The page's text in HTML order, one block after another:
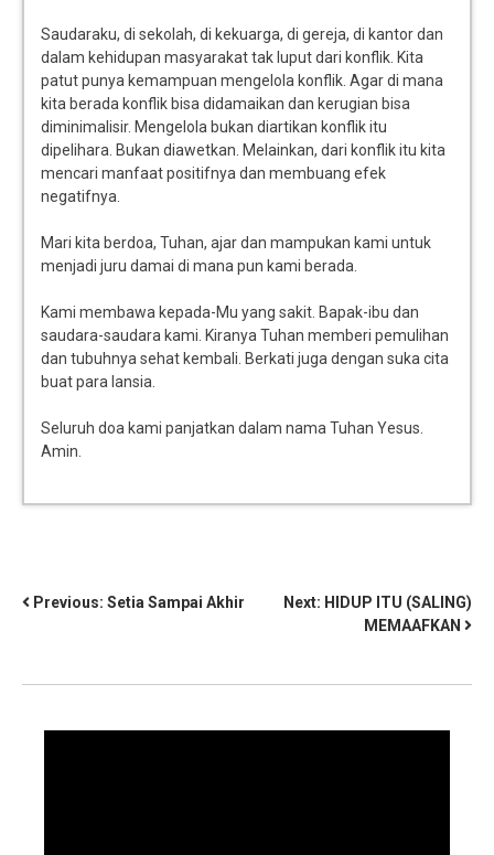
Saudaraku, di sekolah, di kekuarga, di gereja, di kantor dan
dalam kehidupan masyarakat tak luput dari konflik. Kita
patut punya kemampuan mengelola konflik. Agar di mana
kita berada konflik bisa didamaikan dan kerugian bisa
diminimalisir. Mengelola bukan diartikan konflik itu
dipelihara. Bukan diawetkan. Melainkan, dari konflik itu kita
mencari manfaat positifnya dan membuang efek
negatifnya.
Mari kita berdoa, Tuhan, ajar dan mampukan kami untuk
menjadi juru damai di mana pun kami berada.
Kami membawa kepada-Mu yang sakit. Bapak-ibu dan
saudara-saudara kami. Kiranya Tuhan memberi pemulihan
dan tubuhnya sehat kembali. Berkati juga dengan suka cita
buat para lansia.
Seluruh doa kami panjatkan dalam nama Tuhan Yesus.
Amin.
Previous: Setia Sampai Akhir Next: HIDUP ITU (SALING)
MEMAAFKAN